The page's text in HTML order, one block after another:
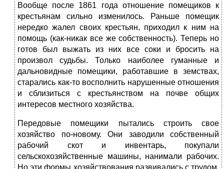
Вообще после 1861 года отношение помещиков к
крестьянам сильно изменилось. Раньше помещик
нередко жалел своих крестьян, приходил к ним на
помощь (как-никак все же собственность). Теперь но
готов был выжать из них все соки и бросить на
произвол судьбы. Только наиболее гуманные и
дальновидные помещики, работавшие в земствах,
старались как-то восполнить нарушенные отношения
и сблизиться с крестьянством на почве общих
интересов местного хозяйства.
Передовые помещики пытались строить свое
хозяйство по-новому. Они заводили собственный
рабочий скот и инвентарь, покупали
сельскохозяйственные машины, нанимали рабочих.